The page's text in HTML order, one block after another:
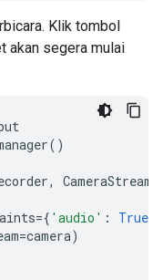
Klik tombol
akan segera mulai
()
, CameraStream
={ 'audio' : True
=camera)